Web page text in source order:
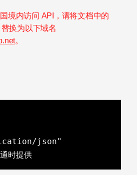
境内访问 API，请将文档中的
替换为以下域名
。
json"
时提供